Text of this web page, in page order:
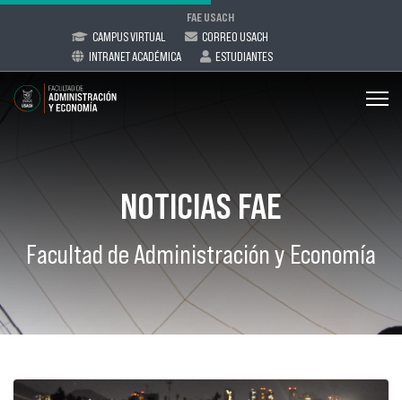
FAE USACH
CAMPUS VIRTUAL
CORREO USACH
INTRANET ACADÉMICA
ESTUDIANTES
NOTICIAS FAE
Facultad de Administración y Economía